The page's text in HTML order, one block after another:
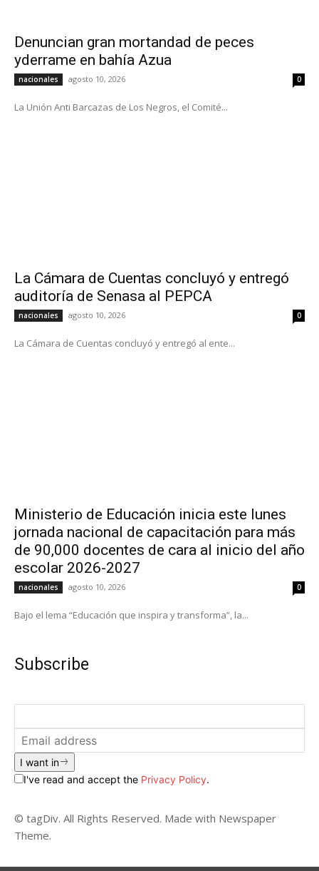
Denuncian gran mortandad de peces
yderrame en bahía Azua
nacionales agosto 10, 2026 0
La Unión Anti Barcazas de Los Negros, el Comité...
La Cámara de Cuentas concluyó y entregó
auditoría de Senasa al PEPCA
nacionales agosto 10, 2026 0
La Cámara de Cuentas concluyó y entregó al ente...
Ministerio de Educación inicia este lunes
jornada nacional de capacitación para más
de 90,000 docentes de cara al inicio del año
escolar 2026-2027
nacionales agosto 10, 2026 0
Bajo el lema “Educación que inspira y transforma”, la...
Subscribe
I want in
I've read and accept the Privacy Policy.
© tagDiv. All Rights Reserved. Made with Newspaper
Theme.